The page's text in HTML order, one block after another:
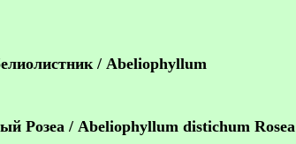
/ Abeliophyllum
Розеа / Abeliophyllum distichum Rosea